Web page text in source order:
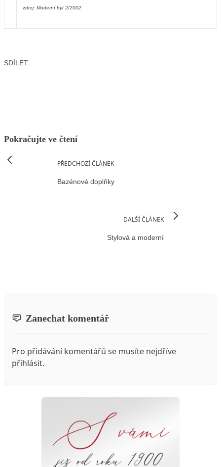
zdroj: Moderní byt 2/2002
SDÍLET
Pokračujte ve čtení
PŘEDCHOZÍ ČLÁNEK
Bazénové doplňky
DALŠÍ ČLÁNEK
Stylová a moderní
Zanechat komentář
Pro přidávání komentářů se musíte nejdříve
přihlásit.